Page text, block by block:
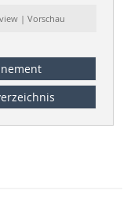
| Vorschau